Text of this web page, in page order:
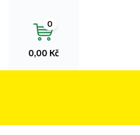
0,00 Kč
0